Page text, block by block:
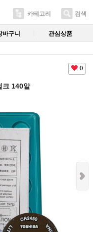
카테고리 검색
바구니 관심상품
0
크 140알